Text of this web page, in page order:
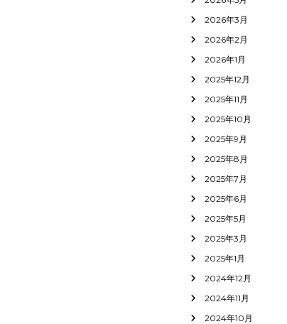
2026年3月
2026年2月
2026年1月
2025年12月
2025年11月
2025年10月
2025年9月
2025年8月
2025年7月
2025年6月
2025年5月
2025年3月
2025年1月
2024年12月
2024年11月
2024年10月